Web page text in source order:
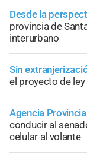
Desde la
provincia de
interurbano
Sin
el proyecto de
Agencia
conducir al
celular al volante